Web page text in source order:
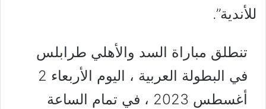
للأندية”.
تنطلق مباراة السد والأهلي طرابلس
في البطولة العربية ، اليوم الأربعاء 2
أغسطس 2023 ، في تمام الساعة